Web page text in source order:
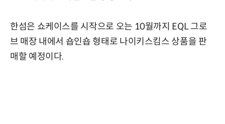
한섬은 쇼케이스를 시작으로 오는 10월까지 EQL 그로
브 매장 내에서 숍인숍 형태로 나이키스킴스 상품을 판
매할 예정이다.